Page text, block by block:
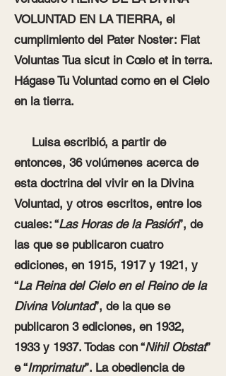
VOLUNTAD EN LA TIERRA, el
cumplimiento del Pater Noster: Fiat
Voluntas Tua sicut in Cœlo et in terra.
Hágase Tu Voluntad como en el Cielo
en la tierra.
Luisa escribió, a partir de
entonces, 36 volúmenes acerca de
esta doctrina del vivir en la Divina
Voluntad, y otros escritos, entre los
cuales: “Las Horas de la Pasión”, de
las que se publicaron cuatro
ediciones, en 1915, 1917 y 1921, y
“La Reina del Cielo en el Reino de la
Divina Voluntad”, de la que se
publicaron 3 ediciones, en 1932,
1933 y 1937. Todas con “Nihil Obstat”
e “Imprimatur”. La obediencia de